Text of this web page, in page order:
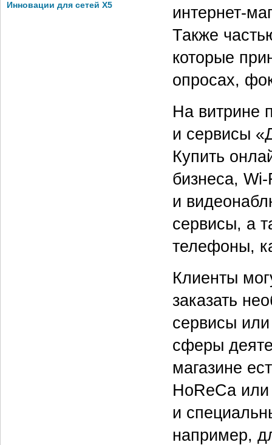
Инновации для сетей X5
интернет-
Также
которые
опросах,
На витрине
и сервисы
Купить
бизнеса,
и
сервисы, а
телефоны,
Клиенты
заказать
сервисы
сферы
магазине
HoReCa
и
например,